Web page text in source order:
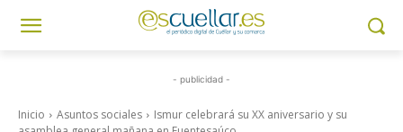
- publicidad -
Inicio Asuntos sociales
Ismur celebrará su XX aniversario y su